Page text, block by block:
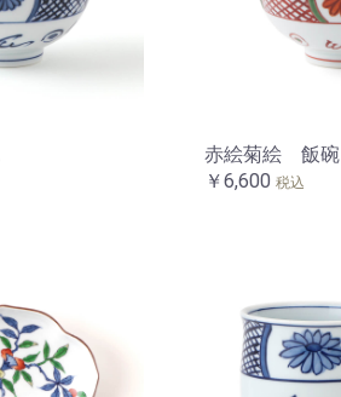
赤絵菊絵 飯碗
￥6,600 税込